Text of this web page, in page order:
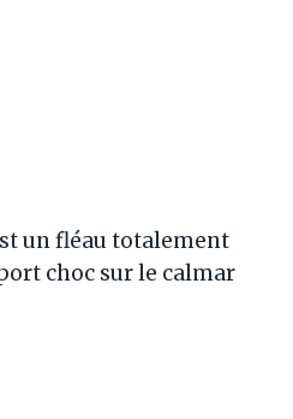
un fléau totalement
choc sur le calmar